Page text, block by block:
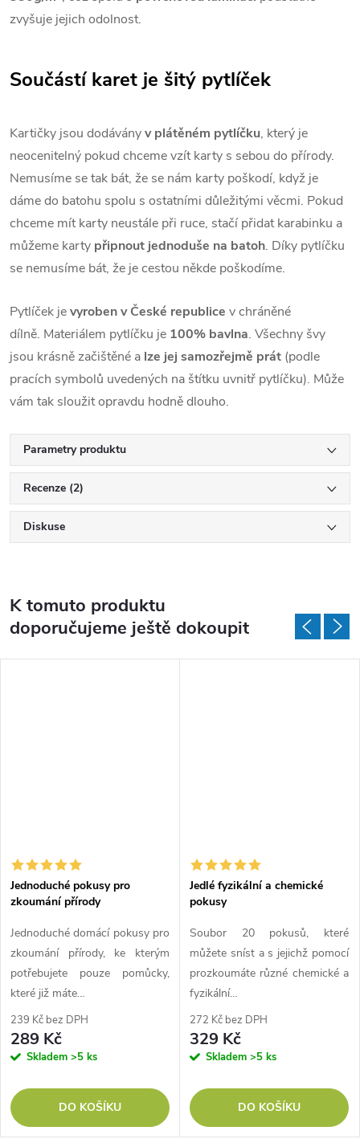
zvyšuje jejich odolnost.
Součástí karet je šitý pytlíček
Kartičky jsou dodáványv plátěném pytlíčku, který je
neocenitelný pokud chceme vzít karty s sebou do přírody.
Nemusíme se tak bát, že se nám karty poškodí, když je
dáme do batohu spolu s ostatními důležitými věcmi. Pokud
chceme mít karty neustále při ruce, stačí přidat karabinku a
můžeme karty připnout jednoduše na batoh. Díky pytlíčku
se nemusíme bát, že je cestou někde poškodíme.
Pytlíček jevyroben v České republice v chráněné
dílně. Materiálem pytlíčku je 100% bavlna. Všechny švy
jsou krásně začištěné a lze jej samozřejmě prát (podle
pracích symbolů uvedených na štítku uvnitř pytlíčku). Může
vám tak sloužit opravdu hodně dlouho.
Parametry produktu
Recenze (2)
Diskuse
K tomuto produktu
doporučujeme ještě dokoupit
Jednoduché pokusy pro
zkoumání přírody
Jednoduché domácí pokusy pro
zkoumání přírody, ke kterým
potřebujete pouze pomůcky,
které již máte…
239 Kč bez DPH
289 Kč
Skladem >5 ks
DO KOŠÍKU
Jedlé fyzikální a chemické
pokusy
Soubor 20 pokusů, které
můžete sníst a s jejichž pomocí
prozkoumáte různé chemické a
fyzikální…
272 Kč bez DPH
329 Kč
Skladem >5 ks
DO KOŠÍKU